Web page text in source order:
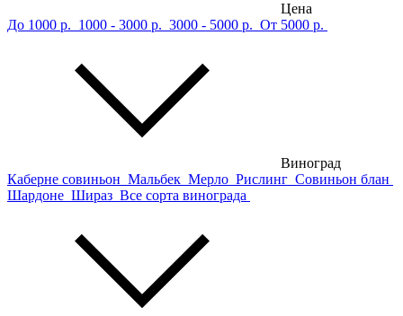
Цена
До 1000 р. 1000 - 3000 р. 3000 - 5000 р. От 5000 р.
Виноград
Каберне совиньон Мальбек Мерло Рислинг Совиньон блан
Шардоне Шираз Все сорта винограда